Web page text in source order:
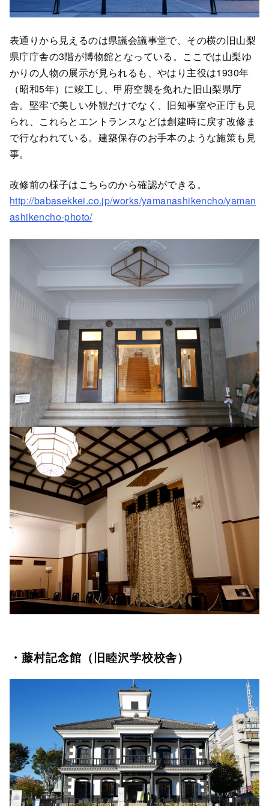
表通りから見えるのは県議会議事堂で、その横の旧山梨
県庁庁舎の3階が博物館となっている。ここでは山梨ゆ
かりの人物の展示が見られるも、やはり主役は1930年
（昭和5年）に竣工し、甲府空襲を免れた旧山梨県庁
舎。堅牢で美しい外観だけでなく、旧知事室や正庁も見
られ、これらとエントランスなどは創建時に戻す改修ま
で行なわれている。建築保存のお手本のような施策も見
事。
改修前の様子はこちらのから確認ができる。
http://babasekkei.co.jp/works/yamanashikencho/yaman
ashikencho-photo/
・藤村記念館（旧睦沢学校校舎）